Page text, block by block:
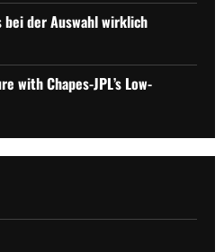
bei der Auswahl wirklich
with Chapes-JPL’s Low-